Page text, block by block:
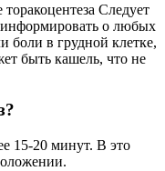
Следует
о любых
боли в грудной клетке,
быть кашель, что не
15-20 минут. В это